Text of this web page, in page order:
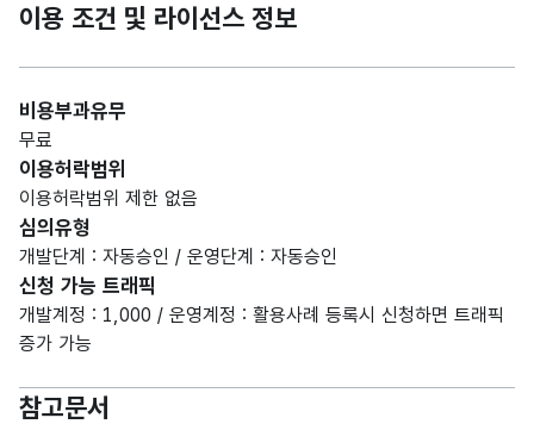
이용 조건 및 라이선스 정보
비용부과유무
무료
이용허락범위
이용허락범위 제한 없음
심의유형
개발단계 : 자동승인 / 운영단계 : 자동승인
신청 가능 트래픽
개발계정 : 1,000 / 운영계정 : 활용사례 등록시 신청하면 트래픽
증가 가능
참고문서